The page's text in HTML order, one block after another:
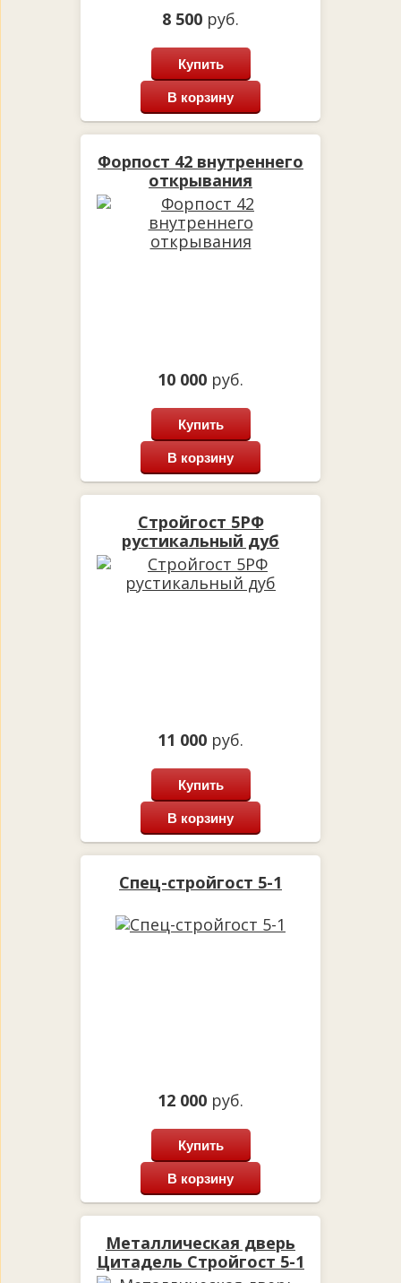
8 500 руб.
Купить
В корзину
Форпост 42 внутреннего
открывания
10 000 руб.
Купить
В корзину
Стройгост 5РФ
рустикальный дуб
11 000 руб.
Купить
В корзину
Спец-стройгост 5-1
12 000 руб.
Купить
В корзину
Металлическая дверь
Цитадель Стройгост 5-1